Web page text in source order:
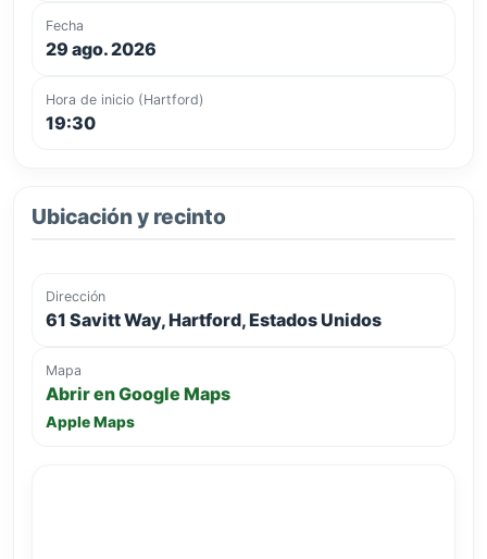
Fecha
29 ago. 2026
Hora de inicio (Hartford)
19:30
Ubicación y recinto
Dirección
61 Savitt Way, Hartford, Estados Unidos
Mapa
Abrir en Google Maps
Apple Maps